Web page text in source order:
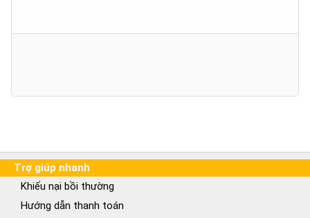
Trợ giúp nhanh
Khiếu nại bồi thường
Hướng dẫn thanh toán